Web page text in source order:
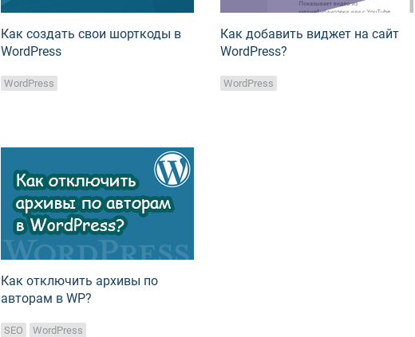
Как создать свои шорткоды в
WordPress
WordPress
Как добавить виджет на сайт
WordPress?
WordPress
Как отключить архивы по
авторам в WP?
SEO WordPress